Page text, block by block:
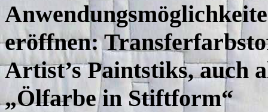
eröffnen:
Artist’s Paintstiks, auch
„Ölfarbe in Stiftform“